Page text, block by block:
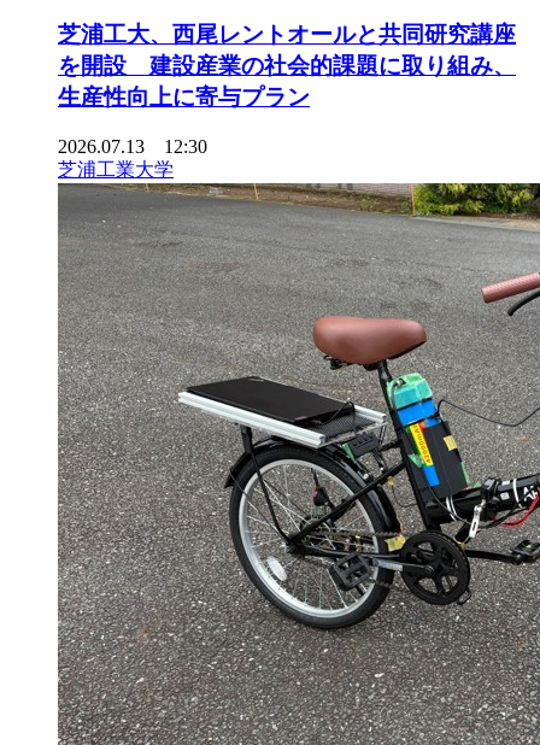
芝浦工大、西尾レントオールと共同研究講座
を開設 建設産業の社会的課題に取り組み、
生産性向上に寄与プラン
2026.07.13 12:30
芝浦工業大学